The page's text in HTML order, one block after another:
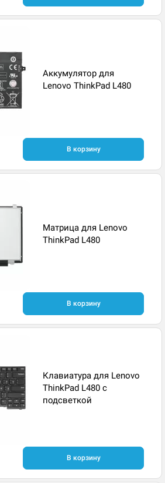
Аккумулятор для
Lenovo ThinkPad L480
В корзину
Матрица для Lenovo
ThinkPad L480
В корзину
Клавиатура для Lenovo
ThinkPad L480 с
подсветкой
В корзину